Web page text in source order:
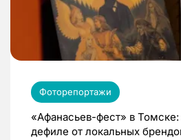
Фоторепортажи
«Афанасьев-фест» в Томске:
дефиле от локальных